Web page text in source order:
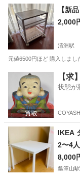
愛知 清須市 新清洲
【新
2,000
清洲駅
元値6500円ほど 購入しま
稲沢市 清洲駅
【求
状態が
COYASH
IKEA
2〜4
8,000
瓢箪山駅